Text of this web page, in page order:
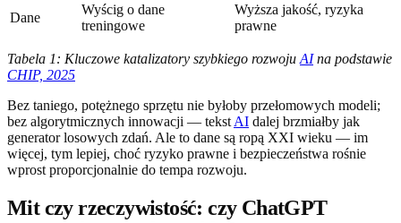
Dane
Wyścig o dane
treningowe
Wyższa jakość, ryzyka
prawne
Tabela 1: Kluczowe katalizatory szybkiego rozwoju AIna podstawie
CHIP, 2025
Bez taniego, potężnego sprzętu nie byłoby przełomowych modeli;
bez algorytmicznych innowacji — tekst AI dalej brzmiałby jak
generator losowych zdań. Ale to dane są ropą XXI wieku — im
więcej, tym lepiej, choć ryzyko prawne i bezpieczeństwa rośnie
wprost proporcjonalnie do tempa rozwoju.
Mit czy rzeczywistość: czy ChatGPT